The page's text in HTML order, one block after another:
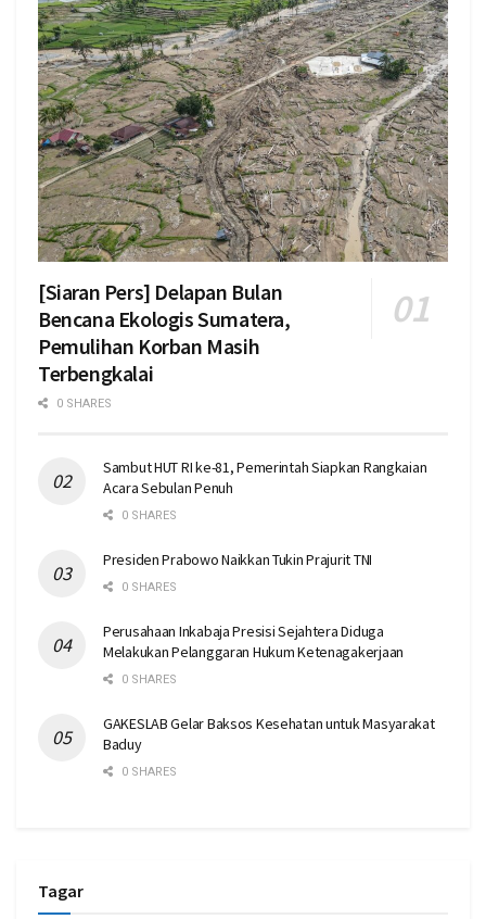
[Siaran Pers] Delapan Bulan
Bencana Ekologis Sumatera,
Pemulihan Korban Masih
Terbengkalai
0 SHARES
Sambut HUT RI ke-81, Pemerintah Siapkan Rangkaian
Acara Sebulan Penuh
0 SHARES
Presiden Prabowo Naikkan Tukin Prajurit TNI
0 SHARES
Perusahaan Inkabaja Presisi Sejahtera Diduga
Melakukan Pelanggaran Hukum Ketenagakerjaan
0 SHARES
GAKESLAB Gelar Baksos Kesehatan untuk Masyarakat
Baduy
0 SHARES
Tagar